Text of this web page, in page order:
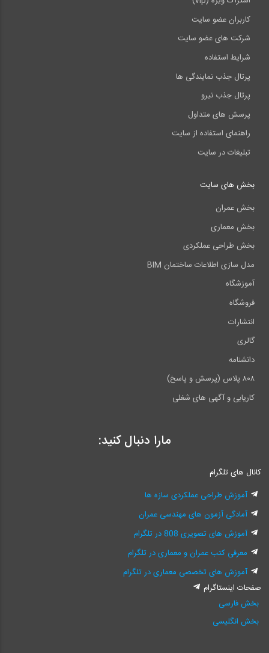
کاربران عضو سایت
شرکت های عضو سایت
شرایط استفاده
پرتال جذب نمایندگی ها
پرتال جذب نیرو
پرسش های متداول
راهنمای استفاده از سایت
تبلیغات در سایت
بخش های سایت
بخش عمران
بخش معماری
بخش طراحی عملکردی
مدل سازی اطلاعات ساختمان BIM
آموزشگاه
فروشگاه
انتشارات
گالری
دانشنامه
۸۰۸ پلاس (پرسش و پاسخ)
کاریابی و آگهی های شغلی
مارا دنبال کنید:
کانال های تلگرام
آموزش طراحی عملکردی سازه ها
آمادگی آزمون های مهندسی عمران
آموزش های تصویری 808 در تلگرام
معرفی کتب عمران و معماری در تلگرام
آموزش های تخصصی معماری در تلگرام
صفحات اینستاگرام
بخش فارسی
بخش انگلیسی